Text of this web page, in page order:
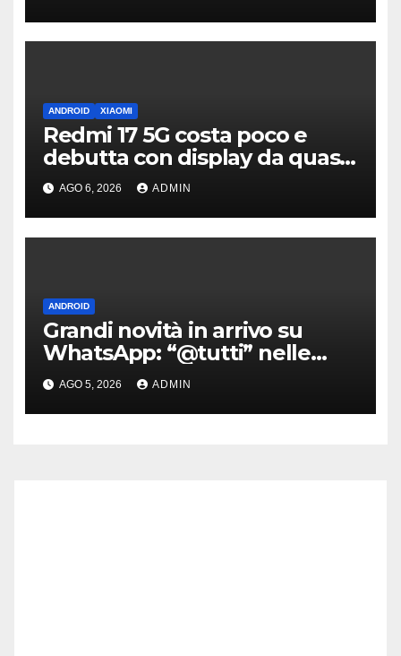
ANDROID XIAOMI
Redmi 17 5G costa poco e
debutta con display da quasi
7 pollici e batteria enorme
AGO 6, 2026 ADMIN
ANDROID
Grandi novità in arrivo su
WhatsApp: “@tutti” nelle
chat di gruppo e non solo
AGO 5, 2026 ADMIN